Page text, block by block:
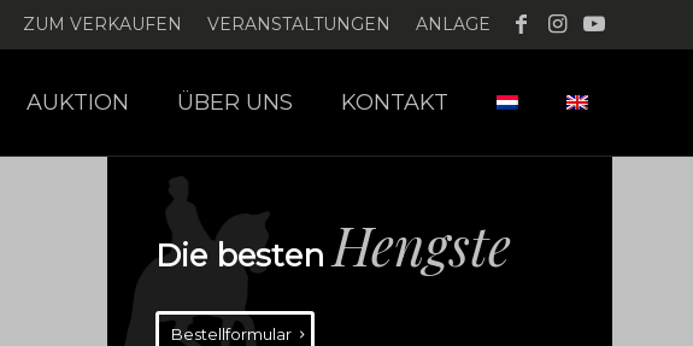
ZUM VERKAUFEN VERANSTALTUNGEN ANLAGE
AUKTION ÜBER UNS KONTAKT
Die besten Hengste
Bestellformular